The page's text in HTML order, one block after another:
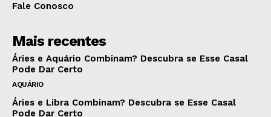
Fale Conosco
Mais recentes
Áries e Aquário Combinam? Descubra se Esse Casal
Pode Dar Certo
AQUÁRIO
Áries e Libra Combinam? Descubra se Esse Casal
Pode Dar Certo